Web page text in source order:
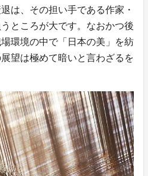
は、その担い手である作家・
ところが大です。なおかつ後
環境の中で「日本の美」を紡
望は極めて暗いと言わざるを